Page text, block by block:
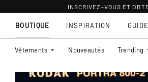
INSCRIVEZ-VOUS ET
BOUTIQUE
Vêtements Nouveautés Trending
INSPIRATION